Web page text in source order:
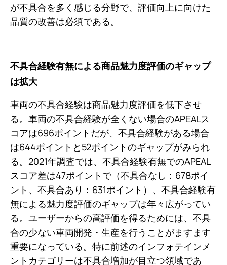
が不具合を多く感じる分野で、評価向上に向けた
品質の改善は必須である。
不具合経験有無による商品魅力度評価のギャップ
は拡大
車両の不具合経験は商品魅力度評価を低下させ
る。車両の不具合経験が全くない場合のAPEALス
コアは696ポイントだが、不具合経験がある場合
は644ポイントと52ポイントのギャップがみられ
る。2021年調査では、不具合経験有無でのAPEAL
スコア差は47ポイントで（不具合なし：678ポイ
ント、不具合あり：631ポイント）、不具合経験有
無による魅力度評価のギャップは年々広がってい
る。ユーザーからの高評価を得るためには、不具
合の少ない車両開発・生産を行うことがますます
重要になっている。特に前述のインフォテインメ
ントカテゴリーは不具合増加が目立つ領域であ